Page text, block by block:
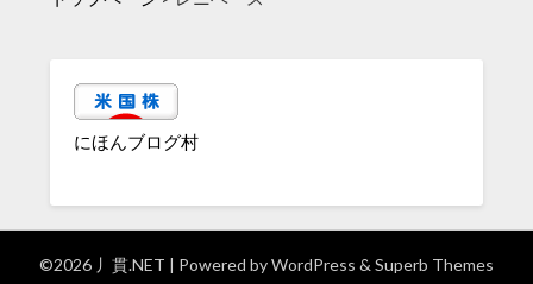
にほんブログ村
©2026 丿貫.NET | Powered byWordPress & Superb Themes